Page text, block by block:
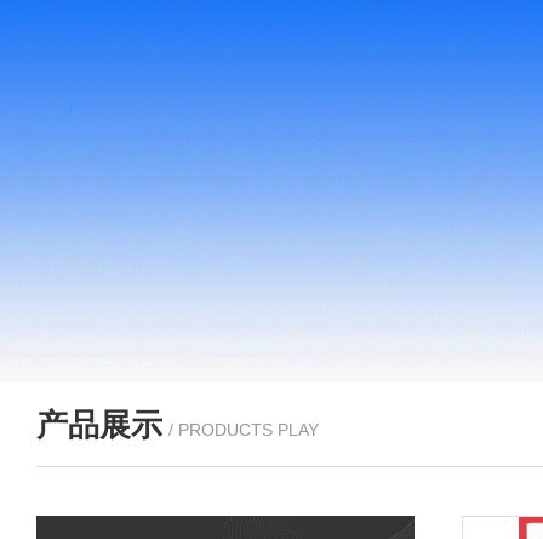
产品展示 / PRODUCTS PLAY